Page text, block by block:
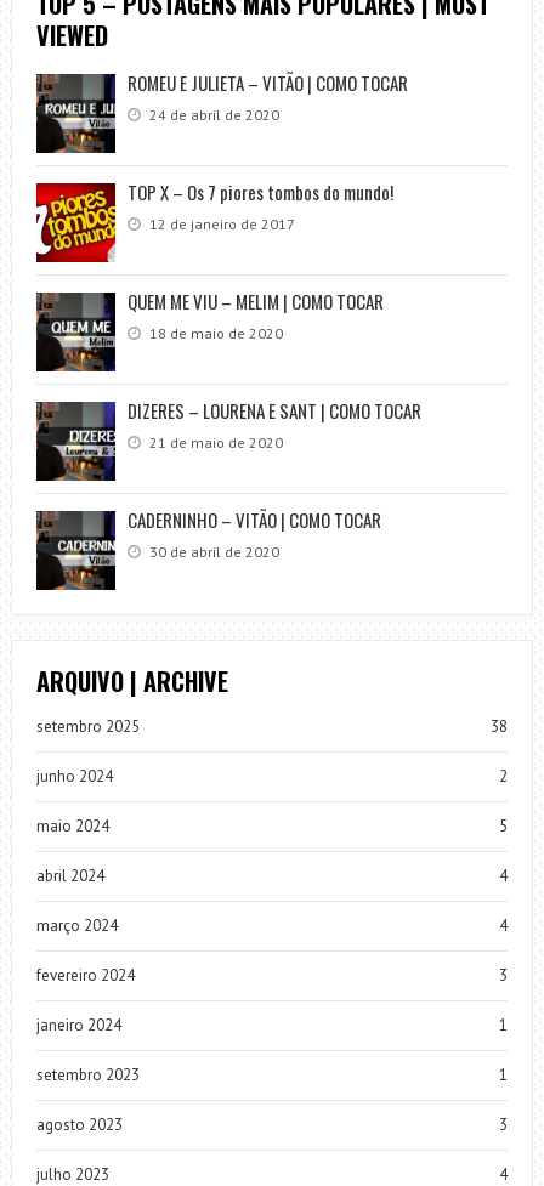
VIEWED
ROMEU E JULIETA – VITÃO | COMO TOCAR
24 de abril de 2020
TOP X – Os 7 piores tombos do mundo!
12 de janeiro de 2017
QUEM ME VIU – MELIM | COMO TOCAR
18 de maio de 2020
DIZERES – LOURENA E SANT | COMO TOCAR
21 de maio de 2020
CADERNINHO – VITÃO | COMO TOCAR
30 de abril de 2020
ARQUIVO | ARCHIVE
setembro 2025 38
junho 2024 2
maio 2024 5
abril 2024 4
março 2024 4
fevereiro 2024 3
janeiro 2024 1
setembro 2023 1
agosto 2023 3
julho 2023 4